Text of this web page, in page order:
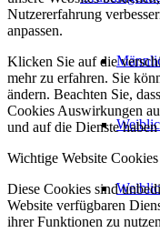
Nutzererfahrung
anpassen.
Klicken Sie auf die
mehr zu erfahren. Sie
ändern. Beachten Sie,
Cookies Auswirkungen
und auf die Dienste
Wichtige Website Cookies
Diese Cookies sind
Website verfügbaren
ihrer Funktionen zu